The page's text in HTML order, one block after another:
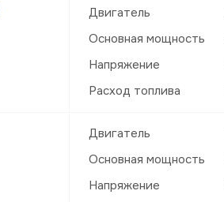
Двигатель
Основная мощность
Напряжение
Расход топлива
Двигатель
Основная мощность
Напряжение